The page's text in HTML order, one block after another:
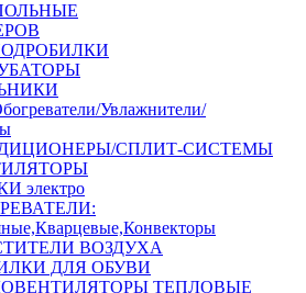
Увлажнители/
СПЛИТ-СИСТЕМЫ
электро
ВОЗДУХА
ДЛЯ ОБУВИ
ТЕПЛОВЫЕ